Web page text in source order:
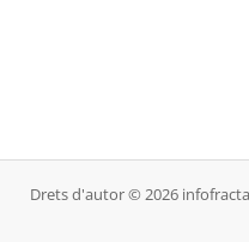
Drets d'autor © 2026